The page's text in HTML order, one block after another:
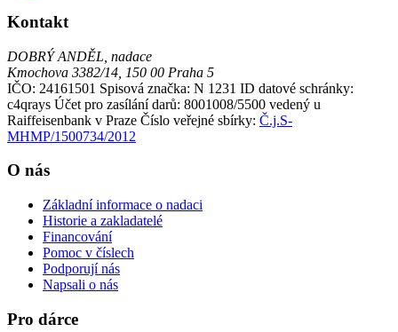
Kontakt
DOBRÝ ANDĚL, nadace
Kmochova 3382/14, 150 00 Praha 5
IČO: 24161501 Spisová značka: N 1231 ID datové schránky:
c4qrays Účet pro zasílání darů: 8001008/5500 vedený u
Raiffeisenbank v Praze Číslo veřejné sbírky: Č.j.S-
MHMP/1500734/2012
O nás
Základní informace o nadaci
Historie a zakladatelé
Financování
Pomoc v číslech
Podporují nás
Napsali o nás
Pro dárce